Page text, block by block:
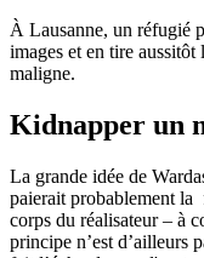
À Lausanne, un réfugié
images et en tire aussitôt
maligne.
Kidnapper un
La grande idée de
paierait probablement la
corps du réalisateur – à
principe n’est d’ailleurs